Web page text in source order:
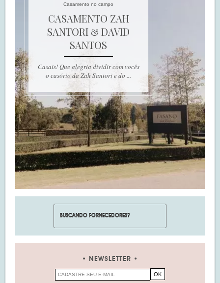
Casamento no campo
CASAMENTO ZAH
SANTORI & DAVID
SANTOS
Casais! Que alegria dividir com vocês
o casório da Zah Santori e do ...
NEWSLETTER